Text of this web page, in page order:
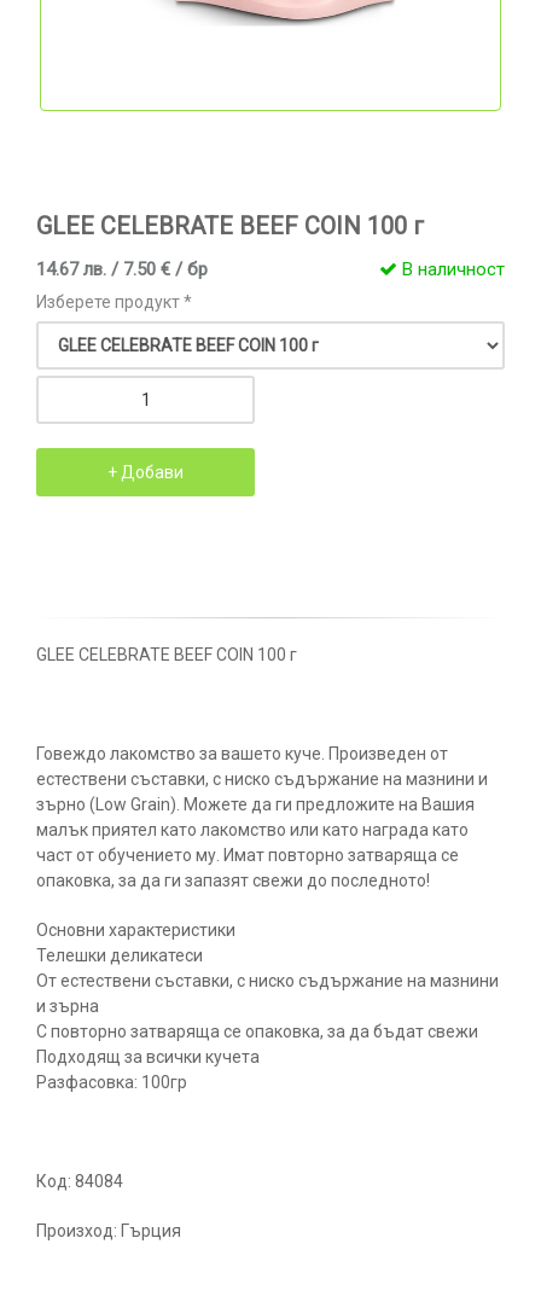
GLEE CELEBRATE BEEF COIN 100 г
14.67 лв. / 7.50 € / бр В наличност
Изберете продукт *
GLEE CELEBRATE BEEF COIN 100 г
Говеждо лакомство за вашето куче. Произведен от
естествени съставки, с ниско съдържание на мазнини и
зърно (Low Grain). Можете да ги предложите на Вашия
малък приятел като лакомство или като награда като
част от обучението му. Имат повторно затваряща се
опаковка, за да ги запазят свежи до последното!
Основни характеристики
Телешки деликатеси
От естествени съставки, с ниско съдържание на мазнини
и зърна
С повторно затваряща се опаковка, за да бъдат свежи
Подходящ за всички кучета
Разфасовка: 100гр
Код: 84084
Произход: Гърция